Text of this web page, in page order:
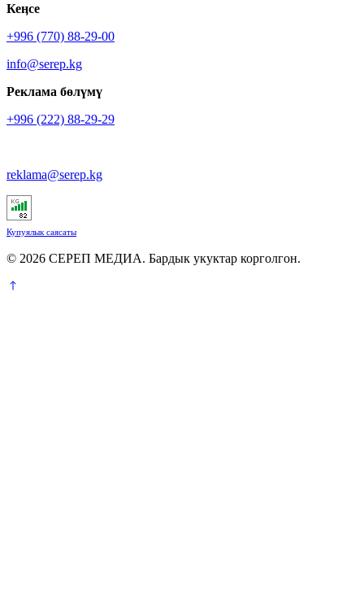
Кеӊсе
+996 (770) 88-29-00
info@serep.kg
Реклама бөлүмү
+996 (222) 88-29-29
reklama@serep.kg
Купуялык саясаты
© 2026 СЕРЕП МЕДИА. Бардык укуктар корголгон.